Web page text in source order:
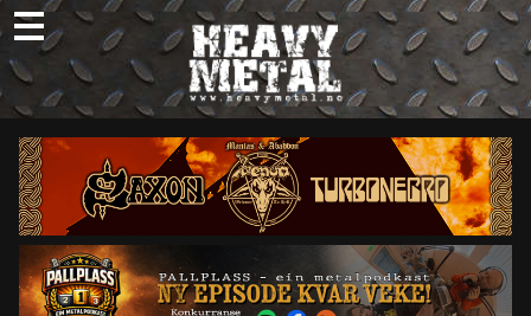
Skip
to
content
Nyheter
Omtaler
Intervjuer
Om oss
Abonner